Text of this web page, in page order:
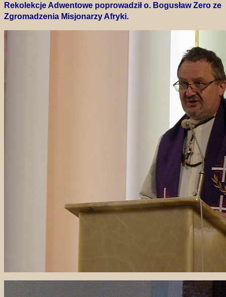
Rekolekcje Adwentowe poprowadził o. Bogusław Zero ze
Zgromadzenia Misjonarzy Afryki.